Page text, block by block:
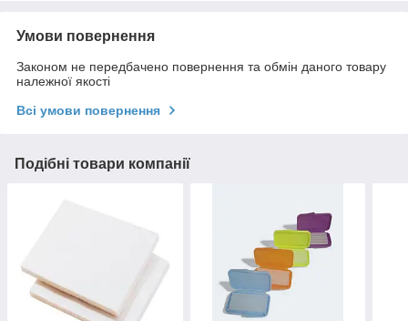
Умови повернення
Законом не передбачено повернення та обмін даного товару
належної якості
Всі умови повернення
Подібні товари компанії